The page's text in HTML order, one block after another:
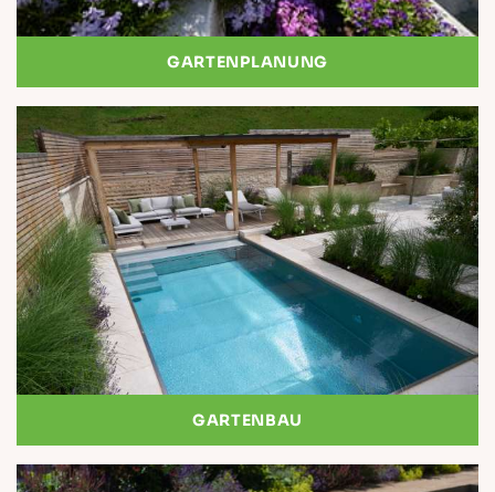
GARTENPLANUNG
GARTENBAU